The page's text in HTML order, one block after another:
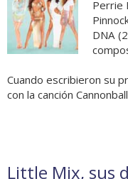
Perrie
DNA
Cuando escribieron su
con la canción
Little Mix, sus